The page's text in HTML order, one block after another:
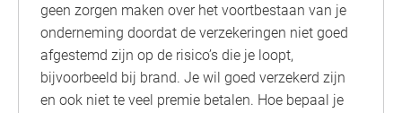
geen zorgen maken over het voortbestaan van je
onderneming doordat de verzekeringen niet goed
afgestemd zijn op de risico’s die je loopt,
bijvoorbeeld bij brand. Je wil goed verzekerd zijn
en ook niet te veel premie betalen. Hoe bepaal je